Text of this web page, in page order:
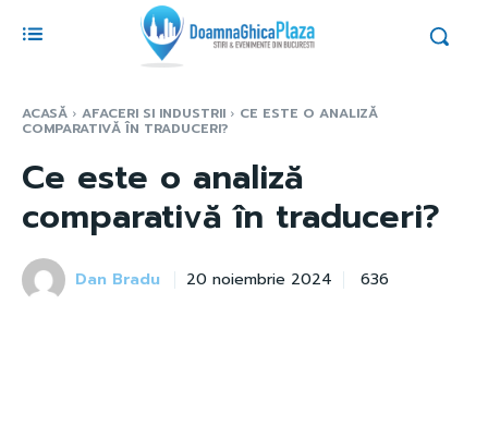
ACASĂ AFACERI SI INDUSTRII CE ESTE O ANALIZĂ
COMPARATIVĂ ÎN TRADUCERI?
Ce este o analiză
comparativă în traduceri?
Dan Bradu 20 noiembrie 2024 636